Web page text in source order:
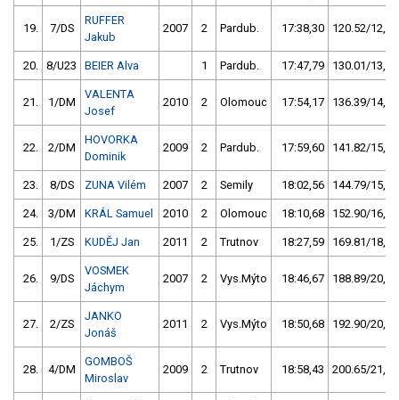
19. 7/DS
RUFFER
Jakub
2007 2 Pardub. 17:38,30 120.52/12,9
20. 8/U23 BEIER Alva 1 Pardub. 17:47,79 130.01/13,9
21. 1/DM
VALENTA
Josef
2010 2 Olomouc 17:54,17 136.39/14,5
22. 2/DM
HOVORKA
Dominik
2009 2 Pardub. 17:59,60 141.82/15,1
23. 8/DS ZUNA Vilém 2007 2 Semily 18:02,56 144.79/15,4
24. 3/DM KRÁL Samuel 2010 2 Olomouc 18:10,68 152.90/16,3
25. 1/ZS KUDĚJ Jan 2011 2 Trutnov 18:27,59 169.81/18,1
26. 9/DS
VOSMEK
Jáchym
2007 2 Vys.Mýto 18:46,67 188.89/20,1
27. 2/ZS
JANKO
Jonáš
2011 2 Vys.Mýto 18:50,68 192.90/20,6
28. 4/DM
GOMBOŠ
Miroslav
2009 2 Trutnov 18:58,43 200.65/21,4